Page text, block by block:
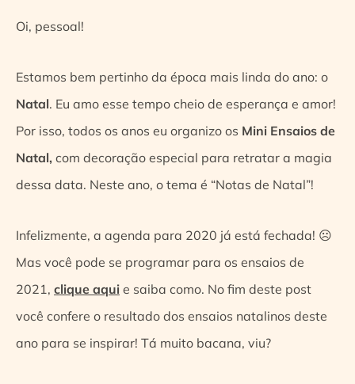
Oi, pessoal!
Estamos bem pertinho da época mais linda do ano: o
Natal. Eu amo esse tempo cheio de esperança e amor!
Por isso, todos os anos eu organizo os Mini Ensaios de
Natal, com decoração especial para retratar a magia
dessa data. Neste ano, o tema é “Notas de Natal”!
Infelizmente, a agenda para 2020 já está fechada! ☹
Mas você pode se programar para os ensaios de
2021, clique aqui e saiba como. No fim deste post
você confere o resultado dos ensaios natalinos deste
ano para se inspirar! Tá muito bacana, viu?